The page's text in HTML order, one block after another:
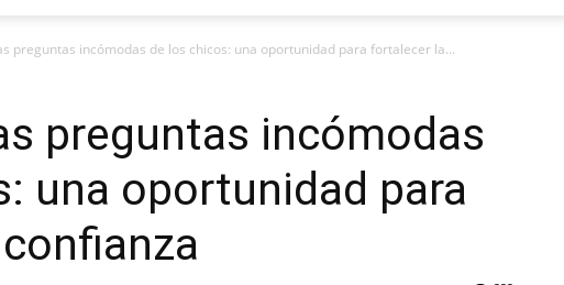
preguntas incómodas de los chicos: una oportunidad para fortalecer la...
preguntas incómodas
una oportunidad para